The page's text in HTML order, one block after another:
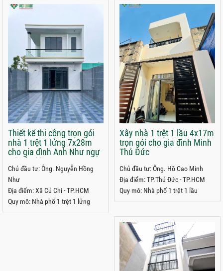
Thiết kế thi công trọn gói
nhà 1 trệt 1 lửng 7x28m
cho gia đình Anh Như ngự
tại Củ Chi
Chủ đầu tư: Ông. Nguyễn Hồng
Như
Địa điểm: Xã Củ Chi - TP.HCM
Quy mô: Nhà phố 1 trệt 1 lửng
Xây nhà 1 trệt 1 lầu 4x17m
trọn gói cho gia đình Minh
Thủ Đức
Chủ đầu tư: Ông. Hồ Cao Minh
Địa điểm: TP.Thủ Đức - TP.HCM
Quy mô: Nhà phố 1 trệt 1 lầu